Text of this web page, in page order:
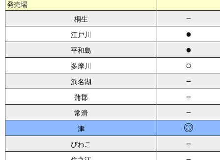
発売場
桐生
－
江戸川 ●
平和島 ●
多摩川 ○
浜名湖 －
蒲郡 －
常滑 －
津 ◎
びわこ －